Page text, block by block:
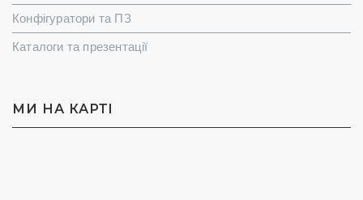
Конфігуратори та ПЗ
Каталоги та презентації
МИ НА КАРТI